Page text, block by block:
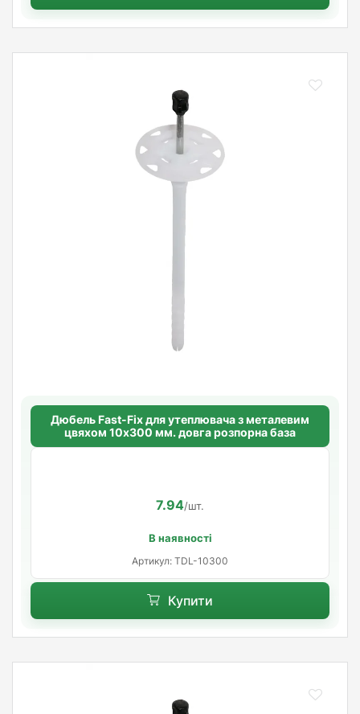
Дюбель Fast-Fix для утеплювача з металевим
цвяхом 10х300 мм. довга розпорна база
7.94/шт.
В наявності
Артикул: TDL-10300
Купити